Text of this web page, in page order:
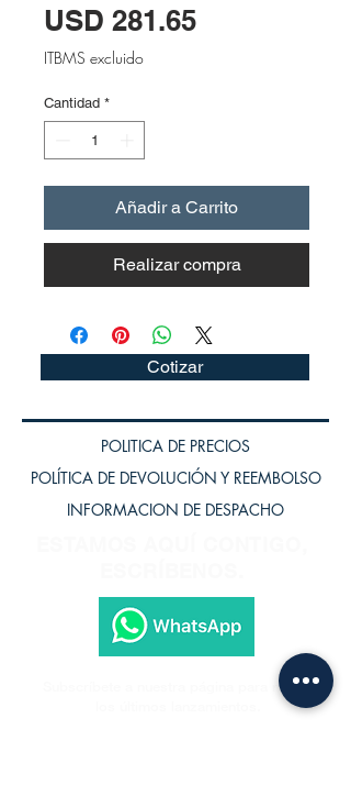
USD 281.65Precio
ITBMS excluido
Cantidad *
Añadir a Carrito
Realizar compra
Cotizar
POLITICA DE PRECIOS
POLÍTICA DE DEVOLUCIÓN Y REEMBOLSO
INFORMACION DE DESPACHO
Subscríbete a nuestra página para recibir